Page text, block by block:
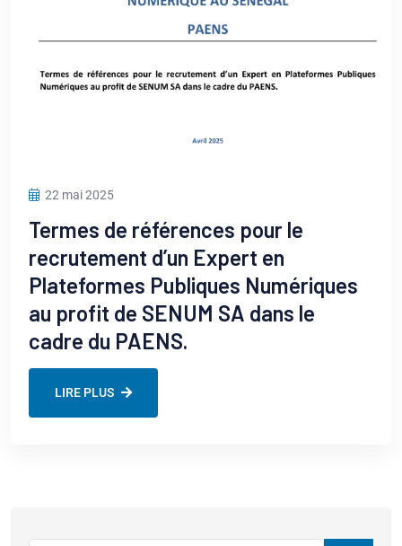
22 mai 2025
Termes de références pour le
recrutement d’un Expert en
Plateformes Publiques Numériques
au profit de SENUM SA dans le
cadre du PAENS.
LIRE PLUS